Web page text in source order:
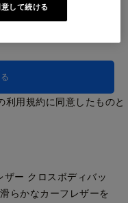
用規約に同意したものと
ー クロスボディバッ
らかなカーフレザーを
して続ける